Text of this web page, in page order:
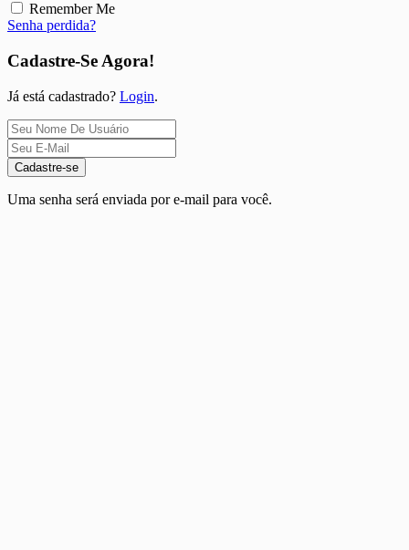
Remember Me
Senha perdida?
Cadastre-Se Agora!
Já está cadastrado? Login.
Cadastre-se
Uma senha será enviada por e-mail para você.